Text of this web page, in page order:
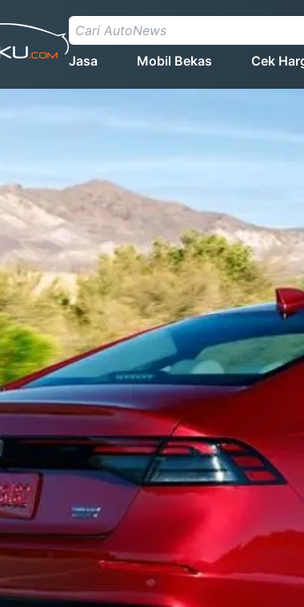
Jasa Mobil Bekas Cek